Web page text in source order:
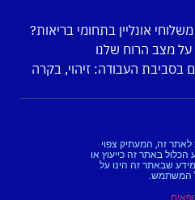
אונליין בתחומי בריאות?
מצב הרוח שלנו
בסביבת העבודה: זיהוי, בקרה
לאתר זה, המעתיק צפוי
באתר זה כייעוץ או
שבאתר זה הינו על
המשתמש.